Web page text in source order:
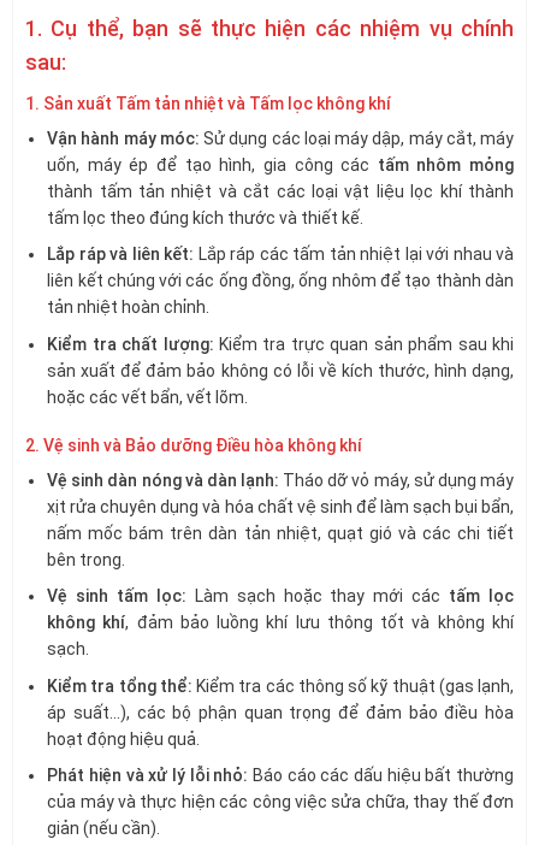
1. Cụ thể, bạn sẽ thực hiện các nhiệm vụ chính
sau:
1. Sản xuất Tấm tản nhiệt và Tấm lọc không khí
Vận hành máy móc: Sử dụng các loại máy dập, máy cắt, máy
uốn, máy ép để tạo hình, gia công các tấm nhôm mỏng
thành tấm tản nhiệt và cắt các loại vật liệu lọc khí thành
tấm lọc theo đúng kích thước và thiết kế.
Lắp ráp và liên kết: Lắp ráp các tấm tản nhiệt lại với nhau và
liên kết chúng với các ống đồng, ống nhôm để tạo thành dàn
tản nhiệt hoàn chỉnh.
Kiểm tra chất lượng: Kiểm tra trực quan sản phẩm sau khi
sản xuất để đảm bảo không có lỗi về kích thước, hình dạng,
hoặc các vết bẩn, vết lõm.
2. Vệ sinh và Bảo dưỡng Điều hòa không khí
Vệ sinh dàn nóng và dàn lạnh: Tháo dỡ vỏ máy, sử dụng máy
xịt rửa chuyên dụng và hóa chất vệ sinh để làm sạch bụi bẩn,
nấm mốc bám trên dàn tản nhiệt, quạt gió và các chi tiết
bên trong.
Vệ sinh tấm lọc: Làm sạch hoặc thay mới các tấm lọc
không khí, đảm bảo luồng khí lưu thông tốt và không khí
sạch.
Kiểm tra tổng thể: Kiểm tra các thông số kỹ thuật (gas lạnh,
áp suất…), các bộ phận quan trọng để đảm bảo điều hòa
hoạt động hiệu quả.
Phát hiện và xử lý lỗi nhỏ: Báo cáo các dấu hiệu bất thường
của máy và thực hiện các công việc sửa chữa, thay thế đơn
giản (nếu cần).